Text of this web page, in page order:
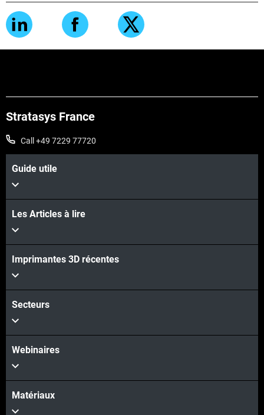
Stratasys France
Call +49 7229 77720
Guide utile
Les Articles à lire
Imprimantes 3D récentes
Secteurs
Webinaires
Matériaux